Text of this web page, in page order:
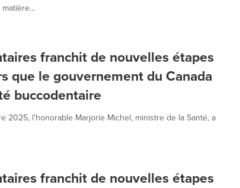
franchit de nouvelles étapes
que le gouvernement du Canada
buccodentaire
2025, l'honorable Marjorie Michel, ministre de la Santé, a
franchit de nouvelles étapes